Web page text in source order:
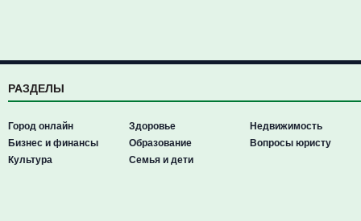
РАЗДЕЛЫ
Город онлайн
Бизнес и финансы
Культура
Здоровье
Образование
Семья и дети
Недвижимость
Вопросы юристу